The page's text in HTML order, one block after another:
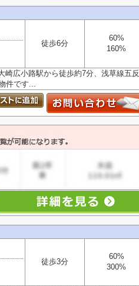
徒歩6分
60%
160%
広小路駅から徒歩約7分、浅草線五反
件です...
徒歩3分
60%
300%